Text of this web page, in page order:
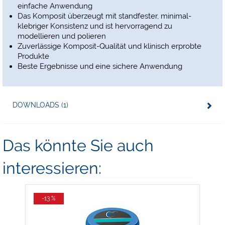
einfache Anwendung
Das Komposit überzeugt mit standfester, minimal-
klebriger Konsistenz und ist hervorragend zu
modellieren und polieren
Zuverlässige Komposit-Qualität und klinisch erprobte
Produkte
Beste Ergebnisse und eine sichere Anwendung
DOWNLOADS (1)
Das könnte Sie auch
interessieren:
-13 %